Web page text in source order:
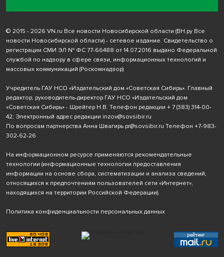
© 2015 - 2026 VN.ru Все новости Новосибирской области (ВН.ру Все
новости Новосибирской области) - сетевое издание. Свидетельство о
регистрации СМИ ЭЛ № ФС 77-66488 от 14.07.2016 выдано Федеральной
службой по надзору в сфере связи, информационных технологий и
массовых коммуникаций (Роскомнадзор)
Учредитель ГАУ НСО «Издательский дом «Советская Сибирь». Главный
редактор, руководитель-директор ГАУ НСО «Издательский дом
«Советская Сибирь» - Шрейтер Н.В. Телефон редакции + 7 (383) 314-00-
42; Электронный адрес редакции inzov@sovsibir.ru
По вопросам партнерства Анна Швагирь pr@sovsibir.ru Телефон +7-983-
302-62-26
На информационном ресурсе применяются рекомендательные
технологии (информационные технологии предоставления
информации на основе сбора, систематизации и анализа сведений,
относящихся к предпочтениям пользователей сети «Интернет»,
находящихся на территории Российской Федерации).
Политика конфиденциальности персональных данных